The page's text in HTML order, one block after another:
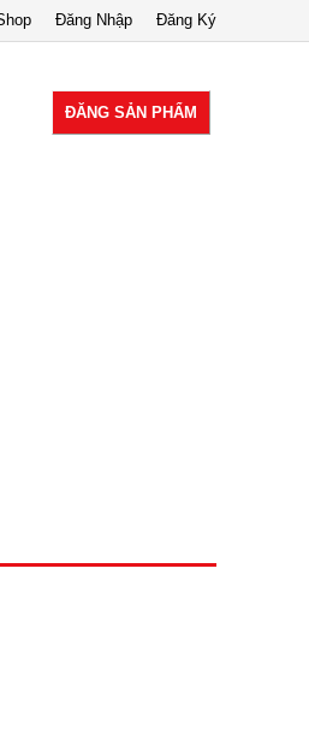
Đăng Ký
Đăng Nhập
ĐĂNG SẢN PHẨM